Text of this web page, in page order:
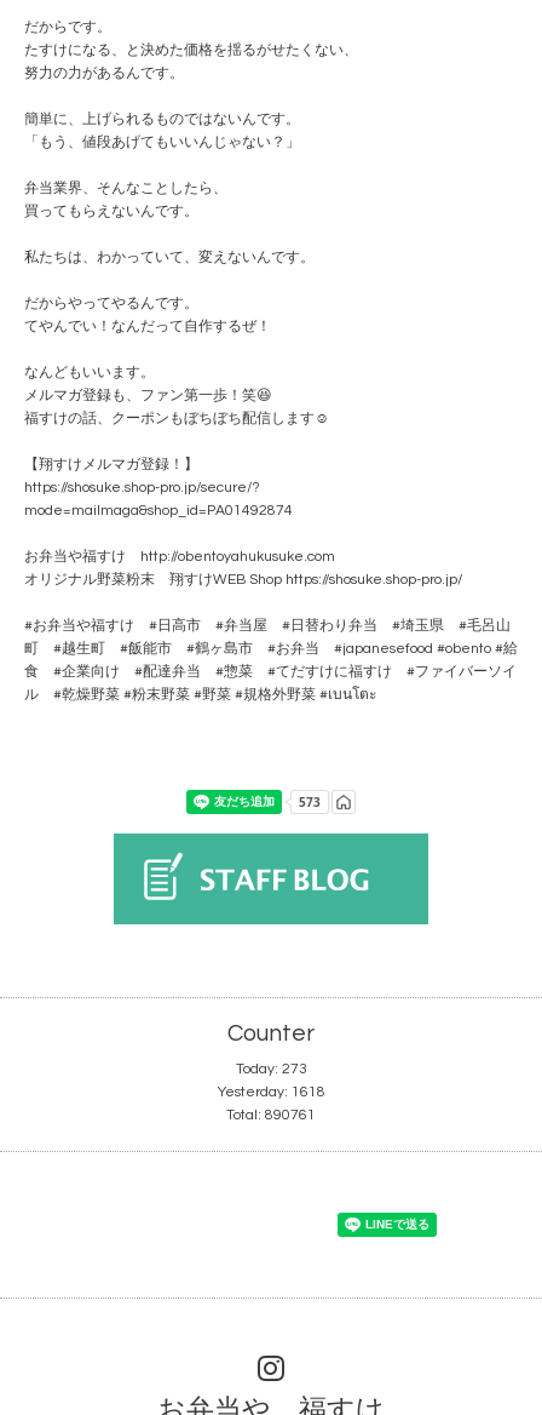
だからです。
たすけになる、と決めた価格を揺るがせたくない、
努力の力があるんです。
簡単に、上げられるものではないんです。
「もう、値段あげてもいいんじゃない？」
弁当業界、そんなことしたら、
買ってもらえないんです。
私たちは、わかっていて、変えないんです。
だからやってやるんです。
てやんでい！なんだって自作するぜ！
なんどもいいます。
メルマガ登録も、ファン第一歩！笑😆
福すけの話、クーポンもぼちぼち配信します☺️
【翔すけメルマガ登録！】
https://shosuke.shop-pro.jp/secure/?
mode=mailmaga&shop_id=PA01492874
お弁当や福すけ http://obentoyahukusuke.com
オリジナル野菜粉末 翔すけWEB Shop https://shosuke.shop-pro.jp/
#お弁当や福すけ #日高市 #弁当屋 #日替わり弁当 #埼玉県 #毛呂山
町 #越生町 #飯能市 #鶴ヶ島市 #お弁当 #japanesefood #obento #給
食 #企業向け #配達弁当 #惣菜 #てだすけに福すけ #ファイバーソイ
ル #乾燥野菜 #粉末野菜 #野菜 #規格外野菜 #เบนโตะ
Counter
Today: 273
Yesterday: 1618
Total: 890761